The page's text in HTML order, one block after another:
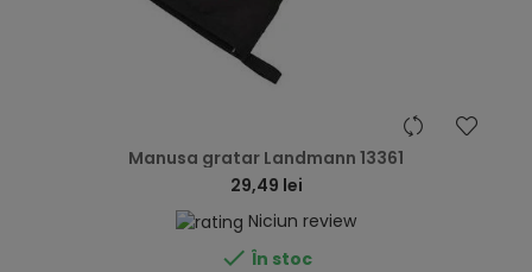
Manusa gratar Landmann 13361
29,49 lei
Niciun review
 În stoc